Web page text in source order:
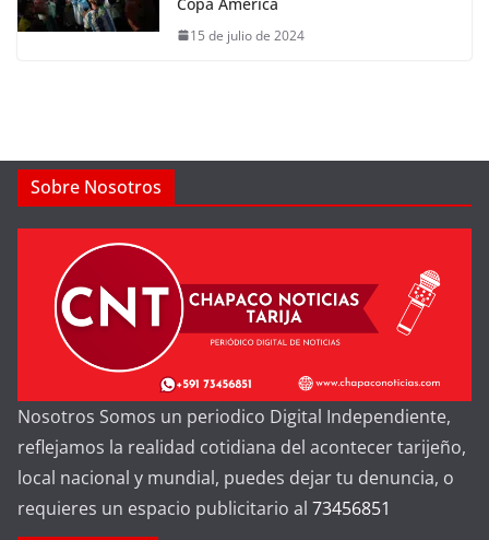
15 de julio de 2024
Sobre Nosotros
Nosotros Somos un periodico Digital Independiente,
reflejamos la realidad cotidiana del acontecer tarijeño,
local nacional y mundial, puedes dejar tu denuncia, o
requieres un espacio publicitario al 73456851